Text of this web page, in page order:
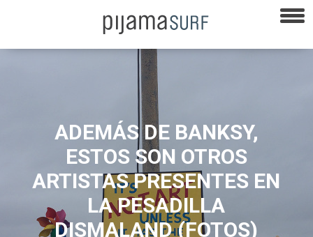
ADEMÁS DE BANKSY,
ESTOS SON OTROS
ARTISTAS PRESENTES EN
LA PESADILLA
DISMALAND (FOTOS)